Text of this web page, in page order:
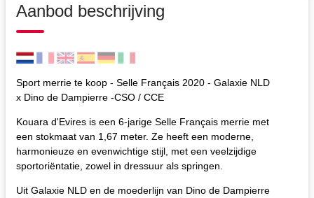
Aanbod beschrijving
Sport merrie te koop - Selle Français 2020 - Galaxie NLD
x Dino de Dampierre -CSO / CCE
Kouara d'Evires is een 6-jarige Selle Français merrie met
een stokmaat van 1,67 meter. Ze heeft een moderne,
harmonieuze en evenwichtige stijl, met een veelzijdige
sportoriëntatie, zowel in dressuur als springen.
Uit Galaxie NLD en de moederlijn van Dino de Dampierre